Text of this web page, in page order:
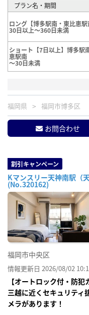
プラン名・期間
ロング【博多駅南・東比恵駅
30日以上～360日未満
ショート【7日以上】博多駅
恵駅南
～30日未満
福岡県 福岡市博多区
お問合わせ
割引キャンペーン
Kマンスリー天神南駅（
(No.320162)
福岡市中央区
情報更新日 2026/08/02
【オートロック付・防
三越に近くセキュリティ
メラがあります！